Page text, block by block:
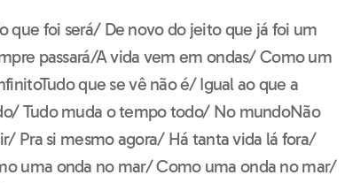
que foi será/ De novo do jeito que já foi um
passará/A vida vem em ondas/ Como um
que se vê não é/ Igual ao que a
Tudo muda o tempo todo/ No mundoNão
Pra si mesmo agora/ Há tanta vida lá fora/
uma onda no mar/ Como uma onda no mar/